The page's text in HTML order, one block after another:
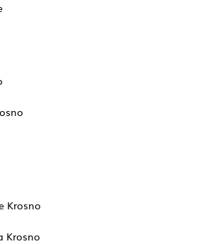
Krosno
Krosno